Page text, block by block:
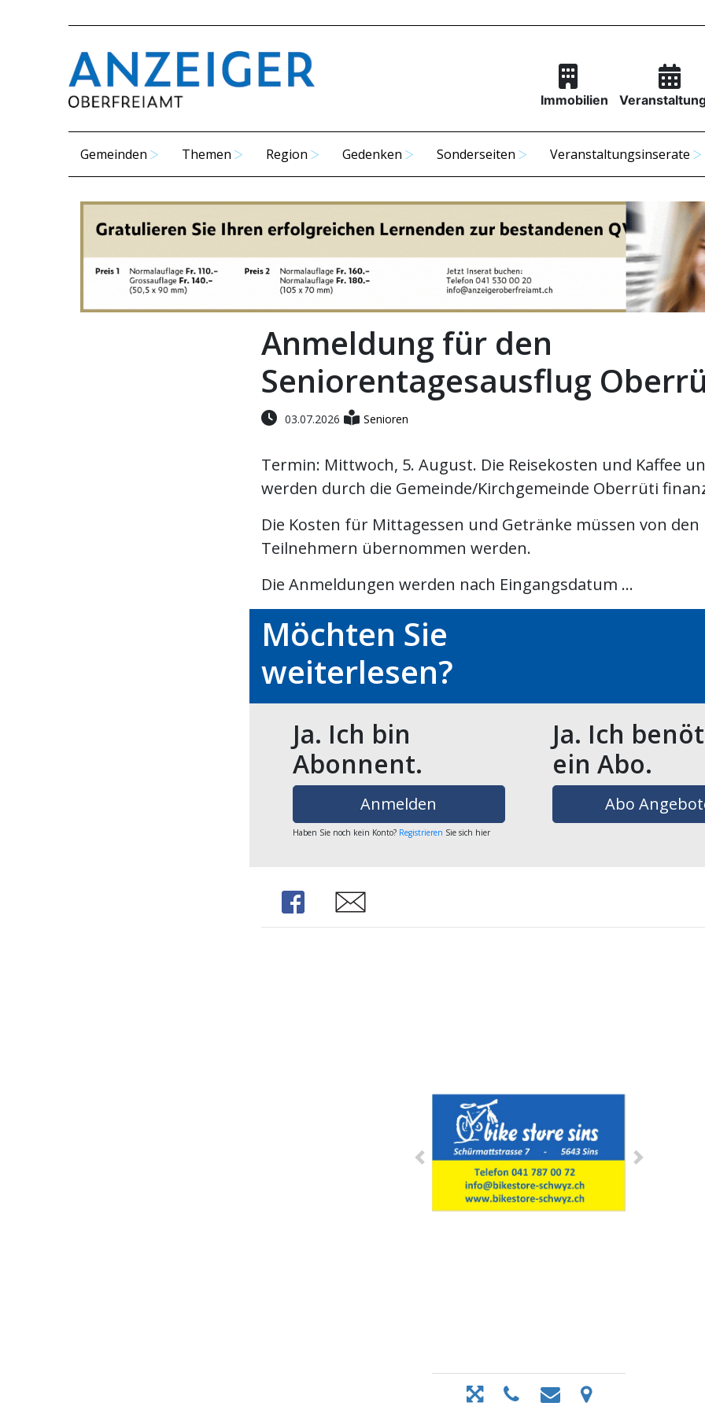
Immobilien
Gemeinden Themen Region Gedenken Sonderseiten Veranstaltungsinserate
Anmeldung für den
Seniorentagesausflug
03.07.2026 Senioren
Termin: Mittwoch, 5. August. Die Reisekosten und Kaffee
werden durch die Gemeinde/Kirchgemeinde Oberrüti
Die Kosten für Mittagessen und Getränke müssen von den
Teilnehmern übernommen werden.
Die Anmeldungen werden nach Eingangsdatum ...
Möchten Sie
weiterlesen?
Ja. Ich bin
Abonnent.
Anmelden
Haben Sie noch kein Konto?Registrieren Sie sich hier
Ja. Ich
ein Abo.
Abo
Share Share